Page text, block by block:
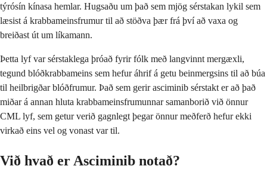
týrósín kínasa hemlar. Hugsaðu um það sem mjög sérstakan lykil sem
læsist á krabbameinsfrumur til að stöðva þær frá því að vaxa og
breiðast út um líkamann.
Þetta lyf var sérstaklega þróað fyrir fólk með langvinnt mergæxli,
tegund blóðkrabbameins sem hefur áhrif á getu beinmergsins til að búa
til heilbrigðar blóðfrumur. Það sem gerir asciminib sérstakt er að það
miðar á annan hluta krabbameinsfrumunnar samanborið við önnur
CML lyf, sem getur verið gagnlegt þegar önnur meðferð hefur ekki
virkað eins vel og vonast var til.
Við hvað er Asciminib notað?